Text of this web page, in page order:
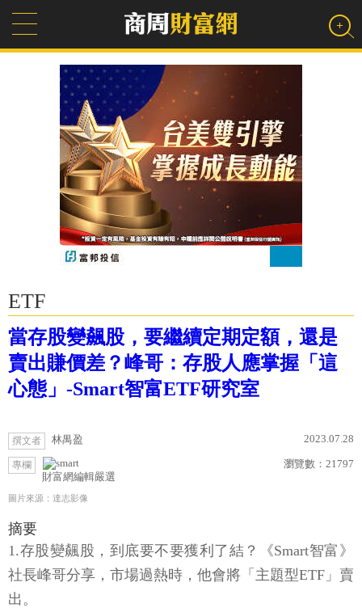
ETF
當存股變飆股，要繼續定期定額，還是
賣出賺價差？峰哥：存股人應掌握「這
心態」-Smart智富ETF研究室
撰文者 林禺盈 2023.07.28
專欄
財富網編輯嚴選
瀏覽數： 21797
圖片來源：達志影像
摘要
1.存股變飆股，到底要不要獲利了結？《Smart智富》
社長峰哥分享，市場過熱時，他會將「主題型ETF」賣
出。